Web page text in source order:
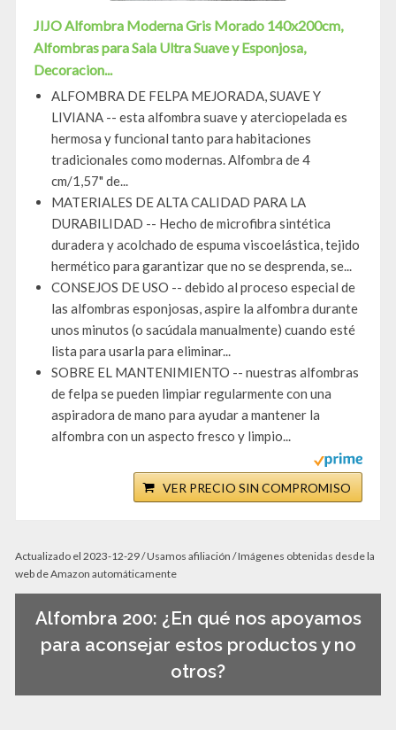
JIJO Alfombra Moderna Gris Morado 140x200cm,
Alfombras para Sala Ultra Suave y Esponjosa,
Decoracion...
ALFOMBRA DE FELPA MEJORADA, SUAVE Y
LIVIANA -- esta alfombra suave y aterciopelada es
hermosa y funcional tanto para habitaciones
tradicionales como modernas. Alfombra de 4
cm/1,57" de...
MATERIALES DE ALTA CALIDAD PARA LA
DURABILIDAD -- Hecho de microfibra sintética
duradera y acolchado de espuma viscoelástica, tejido
hermético para garantizar que no se desprenda, se...
CONSEJOS DE USO -- debido al proceso especial de
las alfombras esponjosas, aspire la alfombra durante
unos minutos (o sacúdala manualmente) cuando esté
lista para usarla para eliminar...
SOBRE EL MANTENIMIENTO -- nuestras alfombras
de felpa se pueden limpiar regularmente con una
aspiradora de mano para ayudar a mantener la
alfombra con un aspecto fresco y limpio...
VER PRECIO SIN COMPROMISO
Actualizado el 2023-12-29 / Usamos afiliación / Imágenes obtenidas desde la
web de Amazon automáticamente
Alfombra 200: ¿En qué nos apoyamos
para aconsejar estos productos y no
otros?